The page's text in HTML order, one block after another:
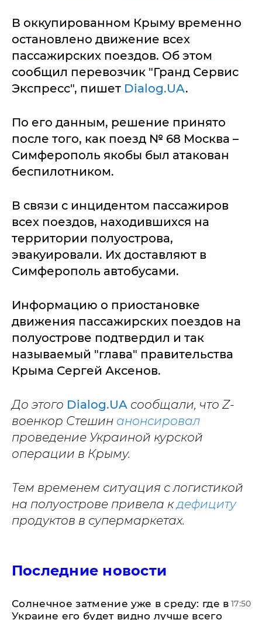
В оккупированном Крыму временно
остановлено движение всех
пассажирских поездов. Об этом
сообщил перевозчик "Гранд Сервис
Экспресс", пишет Dialog.UA.
По его данным, решение принято
после того, как поезд № 68 Москва –
Симферополь якобы был атакован
беспилотником.
В связи с инцидентом пассажиров
всех поездов, находившихся на
территории полуострова,
эвакуировали. Их доставляют в
Симферополь автобусами.
Информацию о приостановке
движения пассажирских поездов на
полуострове подтвердил и так
называемый "глава" правительства
Крыма Сергей Аксенов.
До этого Dialog.UA сообщали, что Z-
военкор Стешин анонсировал
проведение Украиной курской
операции в Крыму.
Тем временем ситуация с логистикой
на полуострове привела кдефициту
продуктов в супермаркетах.
Последние новости
​Солнечное затмение уже в среду: где в
Украине его будет видно лучше всего
17:50